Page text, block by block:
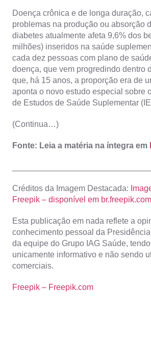
Doença crônica e de longa duração,
problemas na produção ou absorção
diabetes atualmente afeta 9,6% dos
milhões) inseridos na saúde
cada dez pessoas com plano de
doença, que vem progredindo dentro
que, há 15 anos, a proporção era de
aponta o novo estudo especial sobre
de Estudos de Saúde Suplementar
(Continua…)
Fonte: Leia a matéria na íntegra em
Créditos da Imagem Destacada:
Freepik – disponível em br.freepik.com
Esta publicação em nada reflete a
conhecimento pessoal da
da equipe do Grupo IAG Saúde,
unicamente informativo e não sendo
comerciais.
Freepik – Freepik.com